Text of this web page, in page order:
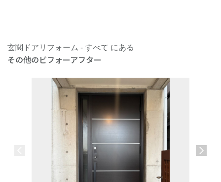
玄関ドアリフォーム - すべて にある
その他のビフォーアフター